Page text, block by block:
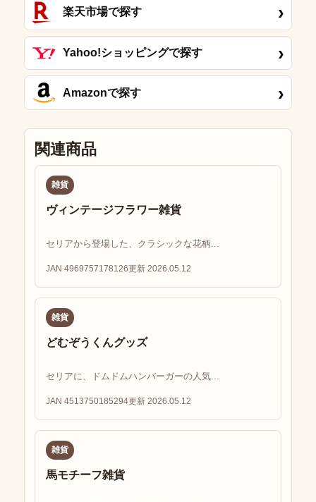
楽天市場で探す ›
Yahoo!ショッピングで探す ›
Amazonで探す ›
関連商品
雑貨
ヴィンテージフラワー雑貨
セリアから登場した、クラシックな花柄...
JAN 4969757178126更新 2026.05.12
雑貨
どむぞうくんグッズ
セリアに、ドムドムハンバーガーの人気...
JAN 4513750185294更新 2026.05.12
雑貨
馬モチーフ雑貨